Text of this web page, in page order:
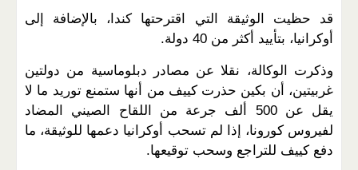
قد حظيت الوثيقة التي اقترحتها كندا، بالإضافة إلى
أوكرانيا، بتأييد أكثر من 40 دولة.
وذكرت الوكالة، نقلا عن مصادر دبلوماسية من دولتين
غربيتين، أن بكين حذرت كييف من أنها ستمنع توريد ما لا
يقل عن 500 ألف جرعة من اللقاح الصيني المضاد
لفيروس كورونا، إذا لم تسحب أوكرانيا دعمها للوثيقة، ما
دفع كييف للتراجع وسحب توقيعها.